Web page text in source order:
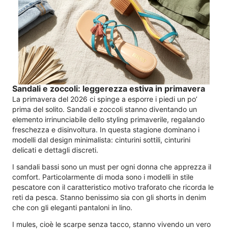
Sandali e zoccoli: leggerezza estiva in primavera
La primavera del 2026 ci spinge a esporre i piedi un po’
prima del solito. Sandali e zoccoli stanno diventando un
elemento irrinunciabile dello styling primaverile, regalando
freschezza e disinvoltura. In questa stagione dominano i
modelli dal design minimalista: cinturini sottili, cinturini
delicati e dettagli discreti.
I sandali bassi sono un must per ogni donna che apprezza il
comfort. Particolarmente di moda sono i modelli in stile
pescatore con il caratteristico motivo traforato che ricorda le
reti da pesca. Stanno benissimo sia con gli shorts in denim
che con gli eleganti pantaloni in lino.
I mules, cioè le scarpe senza tacco, stanno vivendo un vero